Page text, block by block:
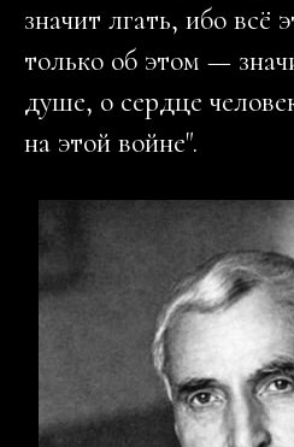
значит лгать, ибо всё
только об этом —
душе, о сердце
на этой войне".